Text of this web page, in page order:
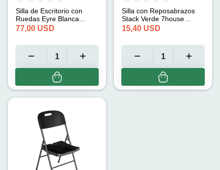
Silla de Escritorio con
Ruedas Eyre Blanca
7house (91x47,5x56cm)
77,00 USD
Silla con Reposabrazos
Stack Verde 7house
(56x57x79cm)
15,40 USD